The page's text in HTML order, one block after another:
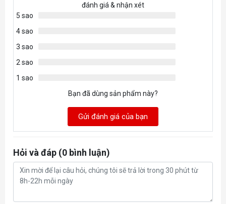
đánh giá & nhận xét
5 sao
4 sao
3 sao
2 sao
1 sao
Bạn đã dùng sản phẩm này?
Gửi đánh giá của bạn
Hỏi và đáp (0 bình luận)